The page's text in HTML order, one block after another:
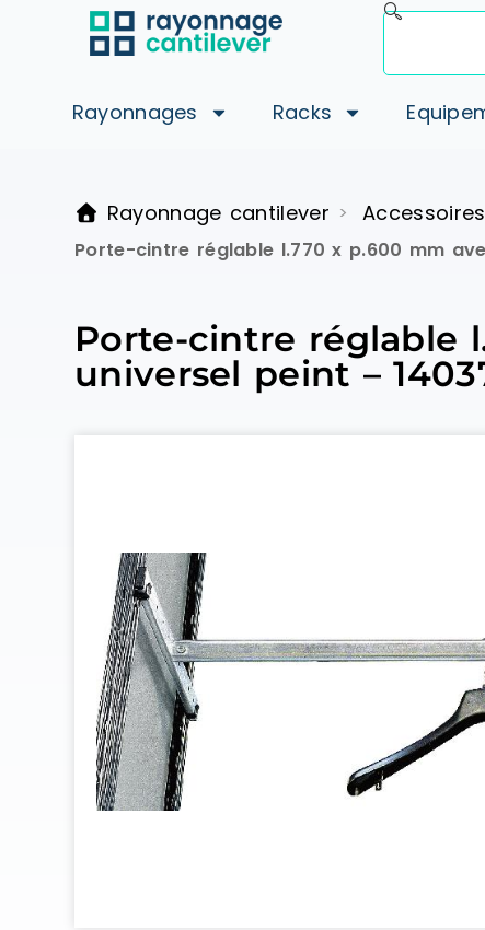
Rayonnages Racks
Rayonnage cantilever >
Porte-cintre réglable l.770 x p.600 mm
Porte-cintre réglable
universel peint –